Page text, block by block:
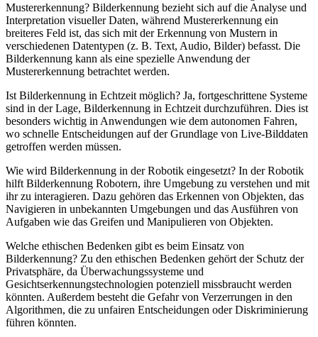
Mustererkennung? Bilderkennung bezieht sich auf die Analyse und
Interpretation visueller Daten, während Mustererkennung ein
breiteres Feld ist, das sich mit der Erkennung von Mustern in
verschiedenen Datentypen (z. B. Text, Audio, Bilder) befasst. Die
Bilderkennung kann als eine spezielle Anwendung der
Mustererkennung betrachtet werden.
Ist Bilderkennung in Echtzeit möglich? Ja, fortgeschrittene Systeme
sind in der Lage, Bilderkennung in Echtzeit durchzuführen. Dies ist
besonders wichtig in Anwendungen wie dem autonomen Fahren,
wo schnelle Entscheidungen auf der Grundlage von Live-Bilddaten
getroffen werden müssen.
Wie wird Bilderkennung in der Robotik eingesetzt? In der Robotik
hilft Bilderkennung Robotern, ihre Umgebung zu verstehen und mit
ihr zu interagieren. Dazu gehören das Erkennen von Objekten, das
Navigieren in unbekannten Umgebungen und das Ausführen von
Aufgaben wie das Greifen und Manipulieren von Objekten.
Welche ethischen Bedenken gibt es beim Einsatz von
Bilderkennung? Zu den ethischen Bedenken gehört der Schutz der
Privatsphäre, da Überwachungssysteme und
Gesichtserkennungstechnologien potenziell missbraucht werden
könnten. Außerdem besteht die Gefahr von Verzerrungen in den
Algorithmen, die zu unfairen Entscheidungen oder Diskriminierung
führen könnten.